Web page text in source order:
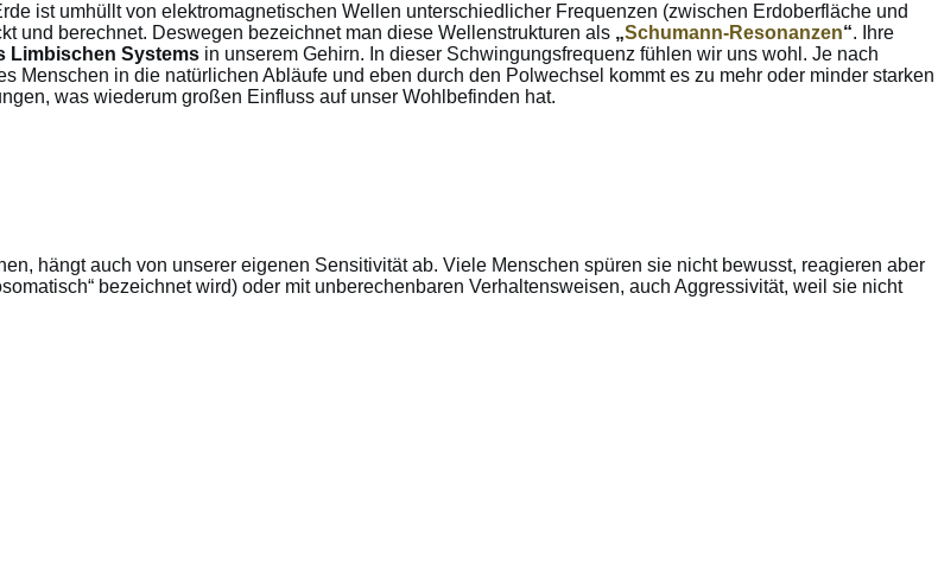
ist umhüllt von elektromagnetischen Wellen unterschiedlicher Frequenzen (zwischen Erdoberfläche und
und berechnet. Deswegen bezeichnet man diese Wellenstrukturen als „Schumann-Resonanzen“. Ihre
Limbischen Systems in unserem Gehirn. In dieser Schwingungsfrequenz fühlen wir uns wohl. Je nach
Menschen in die natürlichen Abläufe und eben durch den Polwechsel kommt es zu mehr oder minder starken
was wiederum großen Einfluss auf unser Wohlbefinden hat.
hängt auch von unserer eigenen Sensitivität ab. Viele Menschen spüren sie nicht bewusst, reagieren aber
bezeichnet wird) oder mit unberechenbaren Verhaltensweisen, auch Aggressivität, weil sie nicht